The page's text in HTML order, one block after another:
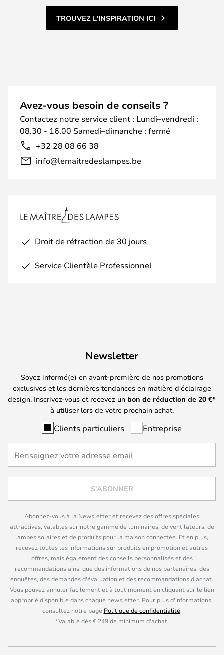
TROUVEZ L'INSPIRATION ICI
Avez-vous besoin de conseils ?
Contactez notre service client : Lundi–vendredi :
08.30 - 16.00 Samedi–dimanche : fermé
+32 28 08 66 38
info@lemaitredeslampes.be
Droit de rétraction de 30 jours
Service Clientèle Professionnel
Newsletter
Soyez informé(e) en avant-première de nos promotions
exclusives et les dernières tendances en matière d'éclairage
design. Inscrivez-vous et recevez un bon de réduction de 20 €*
à utiliser lors de votre prochain achat.
Clients particuliers Entreprise
S'ABONNER
Abonnez-vous à la Newsletter et recevez des offres spéciales
attractives, valables sur notre gamme de luminaires, de ventilateurs, de
lampes solaires et de produits pour la maison connectée. Et en plus,
recevez toutes les informations sur produits en promotion et autres
offres, mais également des conseils personnalisés et des
recommandations ainsi que des informations de nos partenaires, des
enquêtes, des demandes d'évaluation et des recommandations d'achat.
Vous pouvez annuler facilement et à tout moment en cliquant sur le lien
approprié disponible dans chaque newsletter. Pour plus d'informations,
consultez notre page Politique de confidentialité.
*Valable dès € 249 de minimum d'achat.